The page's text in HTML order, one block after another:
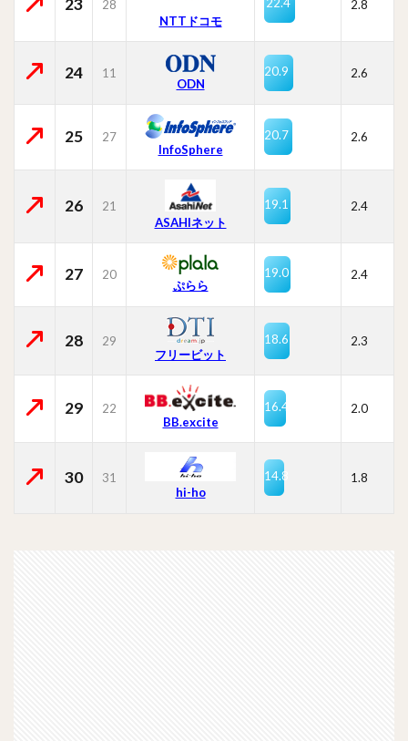
28
NTTドコモ
2.8
24 11
ODN
20.9 2.6
25
27
InfoSphere
20.7 2.6
26
21
ASAHIネット
19.1 2.4
27 20
ぷらら
19.0 2.4
28
29
フリービット
18.6 2.3
29
22
BB.excite
16.4 2.0
30
31
hi-ho
14.8 1.8